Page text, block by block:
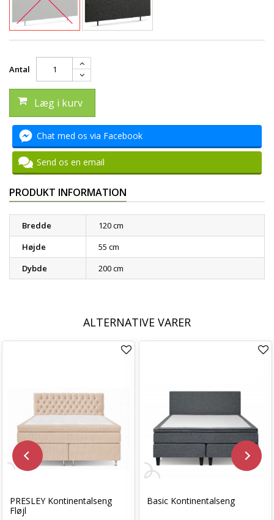
Antal
Læg i kurv
Chat med os via Facebook
Send os en email
PRODUKT INFORMATION
Bredde
120 cm
Højde
55 cm
Dybde
200 cm
ALTERNATIVE VARER
PRESLEY Kontinentalseng
Fløjl
Basic Kontinentalseng